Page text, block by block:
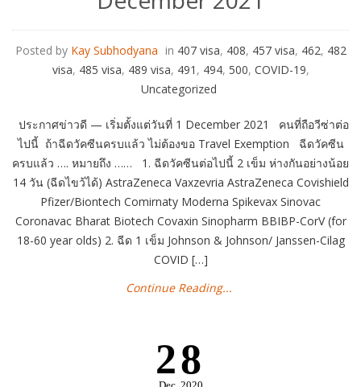
Posted by Kay Subhodyana in 407 visa, 408, 457 visa, 462, 482
visa, 485 visa, 489 visa, 491 , 494, 500, COVID-19,
Uncategorized
ประกาศข่าวดี — เริ่มตั้งแต่วันที่ 1 December 2021 คนที่ถือวีซ่าต่อ
ไปนี้ ถ้าฉีดวัคซีนครบแล้ว ไม่ต้องขอ Travel Exemption ฉีดวัคซีน
ครบแล้ว …. หมายถึง …… 1. ฉีดวัคซีนต่อไปนี้ 2 เข็ม ห่างกันอย่างน้อย
14 วัน (ฉีดไขว้ได้) AstraZeneca Vaxzevria AstraZeneca Covishield
Pfizer/Biontech Comirnaty Moderna Spikevax Sinovac
Coronavac Bharat Biotech Covaxin Sinopharm BBIBP-CorV (for
18-60 year olds) 2. ฉีด 1 เข็ม Johnson & Johnson/ Janssen-Cilag
COVID […]
Continue Reading...
28